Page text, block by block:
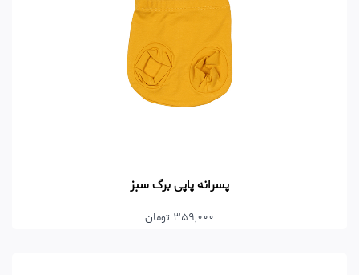
پسرانه پاپی برگ سبز
359,000 تومان